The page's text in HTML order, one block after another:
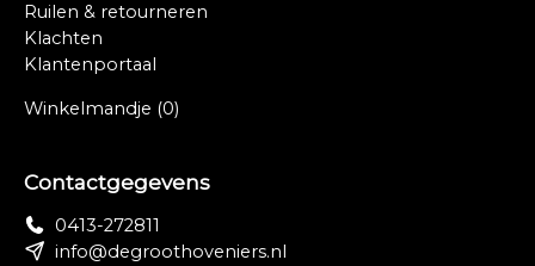
Ruilen & retourneren
Klachten
Klantenportaal
Winkelmandje (0)
Contactgegevens
0413-272811
info@degroothoveniers.nl